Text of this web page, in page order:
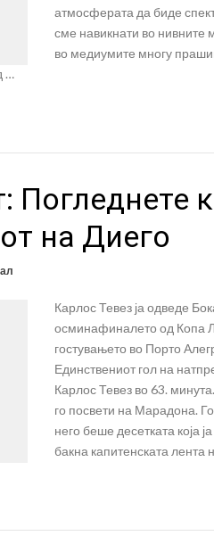
атмосферата да биде
сме навикнати во нивните
во медиумите многу
…
на Диего
Карлос Тевез ја одведе
осминафиналето од Копа
гостувањето во Порто
Единствениот гол на
Карлос Тевез во 63.
го посвети на Марадона.
него беше десетката која
бакна капитенската лента